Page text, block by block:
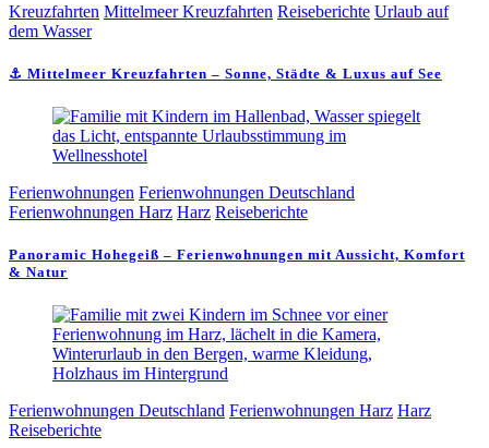
Kreuzfahrten Mittelmeer Kreuzfahrten Reiseberichte Urlaub auf
dem Wasser
⚓ Mittelmeer Kreuzfahrten – Sonne, Städte & Luxus auf See
Ferienwohnungen Ferienwohnungen Deutschland
Ferienwohnungen Harz Harz Reiseberichte
Panoramic Hohegeiß – Ferienwohnungen mit Aussicht, Komfort
& Natur
Ferienwohnungen Deutschland Ferienwohnungen Harz Harz
Reiseberichte